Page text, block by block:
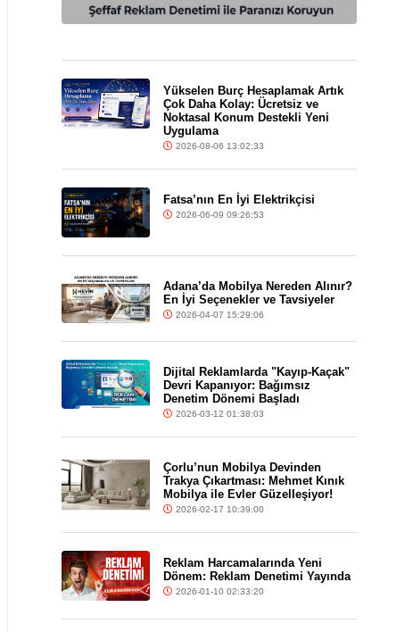
Yükselen Burç Hesaplamak Artık
Çok Daha Kolay: Ücretsiz ve
Noktasal Konum Destekli Yeni
Uygulama
2026-08-06 13:02:33
Fatsa’nın En İyi Elektrikçisi
2026-06-09 09:26:53
Adana’da Mobilya Nereden Alınır?
En İyi Seçenekler ve Tavsiyeler
2026-04-07 15:29:06
Dijital Reklamlarda "Kayıp-Kaçak"
Devri Kapanıyor: Bağımsız
Denetim Dönemi Başladı
2026-03-12 01:38:03
Çorlu’nun Mobilya Devinden
Trakya Çıkartması: Mehmet Kınık
Mobilya ile Evler Güzelleşiyor!
2026-02-17 10:39:00
Reklam Harcamalarında Yeni
Dönem: Reklam Denetimi Yayında
2026-01-10 02:33:20